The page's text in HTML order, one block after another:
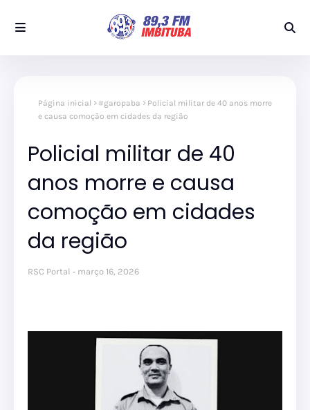
Página inicial #garopaba
Policial militar de 40 anos morre
e causa comoção em cidades da região
Policial militar de 40
anos morre e causa
comoção em cidades
da região
RSC Portal março 16, 2026